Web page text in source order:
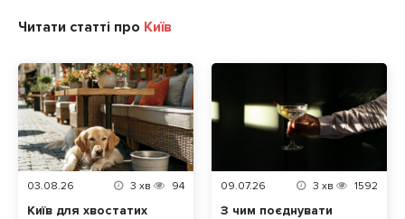
Читати статті про Київ
03.08.26 3 хв 94
Київ для хвостатих
09.07.26 3 хв 1592
З чим поєднувати